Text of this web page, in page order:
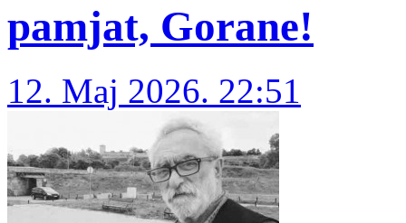
pamjat, Gorane!
12. Maj 2026. 22:51